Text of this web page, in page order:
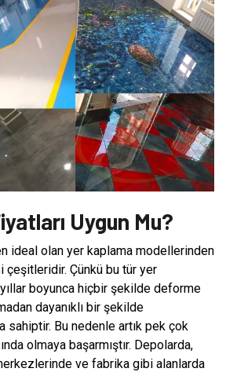
Uygun Mu?
ideal olan yer kaplama modellerinden
Çünkü bu tür yer
boyunca hiçbir şekilde deforme
dayanıklı bir şekilde
sahiptir. Bu nedenle artık pek çok
olmaya başarmıştır. Depolarda,
ve fabrika gibi alanlarda